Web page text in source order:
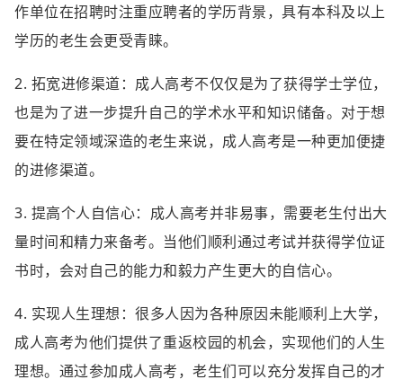
作单位在招聘时注重应聘者的学历背景，具有本科及以上
学历的老生会更受青睐。
2. 拓宽进修渠道：成人高考不仅仅是为了获得学士学位，
也是为了进一步提升自己的学术水平和知识储备。对于想
要在特定领域深造的老生来说，成人高考是一种更加便捷
的进修渠道。
3. 提高个人自信心：成人高考并非易事，需要老生付出大
量时间和精力来备考。当他们顺利通过考试并获得学位证
书时，会对自己的能力和毅力产生更大的自信心。
4. 实现人生理想：很多人因为各种原因未能顺利上大学，
成人高考为他们提供了重返校园的机会，实现他们的人生
理想。通过参加成人高考，老生们可以充分发挥自己的才